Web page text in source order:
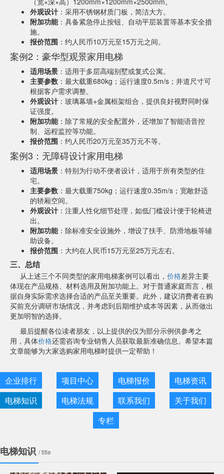
外观设计 ：采用不锈钢材质门板，简洁大方。
附加功能：具备紧急停止按钮、自动平层装置等基本安全措
施。
报价范围 ：约人民币10万元至15万元之间。
案例2：豪华型观景家用电梯
适用场景 ：适用于多层高端别墅或复式公寓。
主要参数 ：最大载重680kg；运行速度0.5m/s；井道尺寸可
根据客户需求调整。
外观设计 ：玻璃幕墙+金属框架组合，提供良好视野同时保
证强度。
附加功能：除了常规的安全配置外，还增加了智能语音控
制、远程监控等功能。
报价范围 ：约人民币20万元至35万元不等。
案例3：无障碍设计家用电梯
适用场景 ：特别为行动不便者设计，适用于所有类型的住
宅。
主要参数 ：最大载重750kg；运行速度0.35m/s；宽敞舒适
的轿厢空间。
外观设计 ：注重人性化细节处理，如低门槛设计便于轮椅进
出。
附加功能：除标准安全设施外，增设了扶手、防滑地板等辅
助设备。
报价范围 ：大约在人民币15万元至25万元左右。
三、总结
从上述三个不同类型的家用电梯案例可以看出， 价格差异主要
体现在产品规格、材料选用及附加功能上。对于普通家庭而言，根
据自身实际需求选择合适的产品至关重要。此外，建议消费者在购
买前充分调研市场情况，并考虑到后期维护成本等因素，从而做出
更加明智的选择。
最后提醒各位读者朋友，以上提供的仅为部分示例供参考之
用，具体价格还需咨询专业销售人员获取最新准确信息。希望本篇
文章能够为大家选购家用电梯时提供一定帮助！
企业排行 项目中心 电梯报价
电梯资讯
电梯知识
电梯法规 联系我们
关于我们
专栏
电梯知识 / title